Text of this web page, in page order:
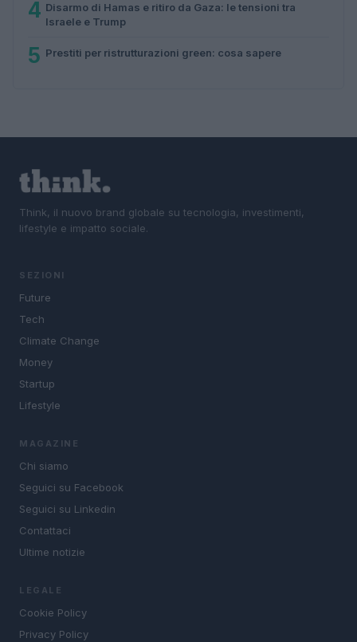
4 Disarmo di Hamas e ritiro da Gaza: le tensioni tra
Israele e Trump
5 Prestiti per ristrutturazioni green: cosa sapere
Think, il nuovo brand globale su tecnologia, investimenti,
lifestyle e impatto sociale.
SEZIONI
Future
Tech
Climate Change
Money
Startup
Lifestyle
MAGAZINE
Chi siamo
Seguici su Facebook
Seguici su Linkedin
Contattaci
Ultime notizie
LEGALE
Cookie Policy
Privacy Policy